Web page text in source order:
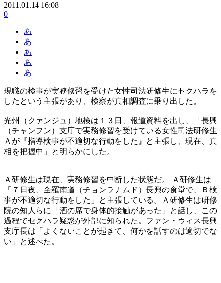
2011.01.14 16:08
0
あ
あ
あ
あ
あ
現職の検事が実務修習を受けた女性司法研修生にセクハラを
したという主張があり、検察が真相調査に乗り出した。
光州（クァンジュ）地検は１３日、報道資料を出し、「長興
（チャンフン）支庁で実務修習を受けている女性司法研修生
Ａが『指導検事が不適切な行動をした』と主張し、現在、真
相を把握中」と明らかにした。
Ａ研修生は現在、実務修習を中断した状態だ。 Ａ研修生は
「７日夜、全羅南道（チョンラナムド）長興の食堂で、Ｂ検
事が不適切な行動をした」と主張している。Ａ研修生は研修
院の知人らに「酒の席で身体的接触があった」と話し、この
過程でセクハラ疑惑が外部に知られた。ファン・ウィス長興
支庁長は「よくないことが起きて、何かを話すのは適切でな
い」と述べた。